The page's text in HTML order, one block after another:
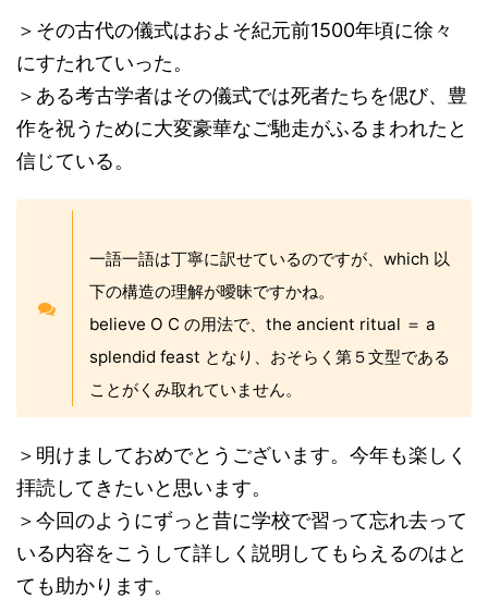
＞その古代の儀式はおよそ紀元前1500年頃に徐々
にすたれていった。
＞ある考古学者はその儀式では死者たちを偲び、豊
作を祝うために大変豪華なご馳走がふるまわれたと
信じている。
一語一語は丁寧に訳せているのですが、which 以
下の構造の理解が曖昧ですかね。
believe O C の用法で、the ancient ritual ＝ a
splendid feast となり、おそらく第５文型である
ことがくみ取れていません。
＞明けましておめでとうございます。今年も楽しく
拝読してきたいと思います。
＞今回のようにずっと昔に学校で習って忘れ去って
いる内容をこうして詳しく説明してもらえるのはと
ても助かります。